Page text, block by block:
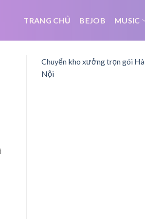
TRANG CHỦ BEJOB MUSIC
Chuyển kho xưởng trọn gói Hà
Nội